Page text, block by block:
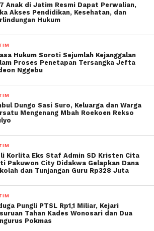
Anak di Jatim Resmi Dapat Perwalian,
Akses Pendidikan, Kesehatan, dan
Hukum
Hukum Soroti Sejumlah Kejanggalan
Proses Penetapan Tersangka Jefta
Nggebu
Dungo Sasi Suro, Keluarga dan Warga
Mengenang Mbah Roekoen Rekso
Korlita Eks Staf Admin SD Kristen Cita
Pakuwon City Didakwa Gelapkan Dana
dan Tunjangan Guru Rp328 Juta
Pungli PTSL Rp1,1 Miliar, Kejari
Tahan Kades Wonosari dan Dua
Pokmas